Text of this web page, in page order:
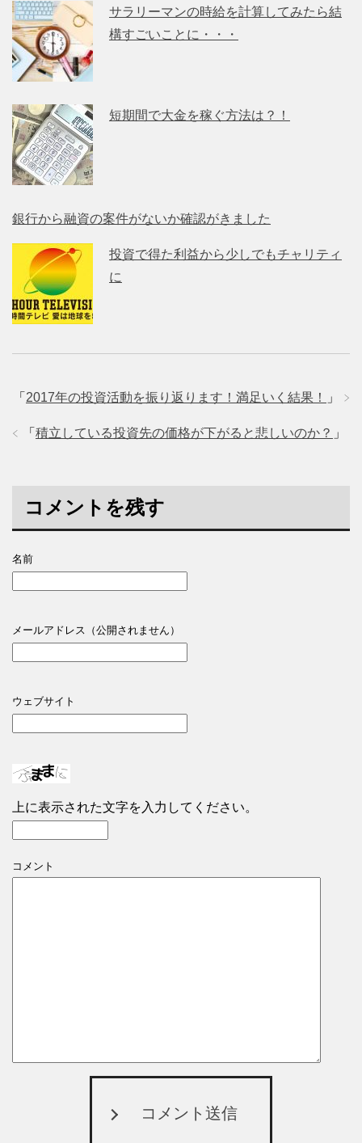
サラリーマンの時給を計算してみたら結
構すごいことに・・・
短期間で大金を稼ぐ方法は？！
銀行から融資の案件がないか確認がきました
投資で得た利益から少しでもチャリティ
に
「 2017年の投資活動を振り返ります！満足いく結果！ 」
「 積立している投資先の価格が下がると悲しいのか？ 」
コメントを残す
名前
メールアドレス（公開されません）
ウェブサイト
上に表示された文字を入力してください。
コメント
コメント送信